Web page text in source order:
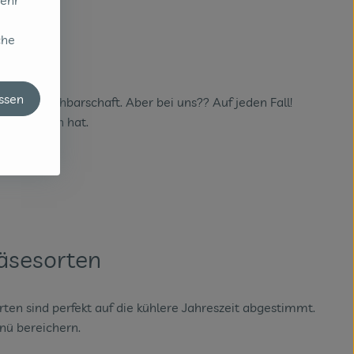
Nachbarschaft. Aber bei uns?? Auf jeden Fall!
zu bieten hat.
sind perfekt auf die kühlere Jahreszeit abgestimmt.
bereichern.